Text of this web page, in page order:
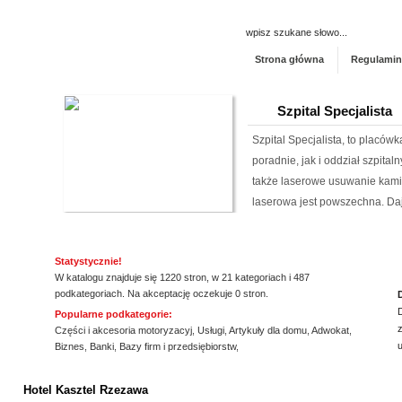
Strona główna
Szpital Specjalista
Szpital Specjalista, to
poradnie, jak i oddział
także laserowe usuwanie
laserowa jest powszechna.
przejrzyj naszą propozycję.
pasteryzacji i szereg innych
jeżeli tym, czego szukasz, są
Statystycznie!
W katalogu znajduje się 1220 stron, w 21 kategoriach i 487
podkategoriach. Na akceptację oczekuje 0 stron.
Popularne podkategorie:
Części i akcesoria motoryzacyj Usługi Artykuły dla domu Adwokat
Biznes
Banki Bazy firm i przedsiębiorstw,
Hotel Kasztel Rzezawa